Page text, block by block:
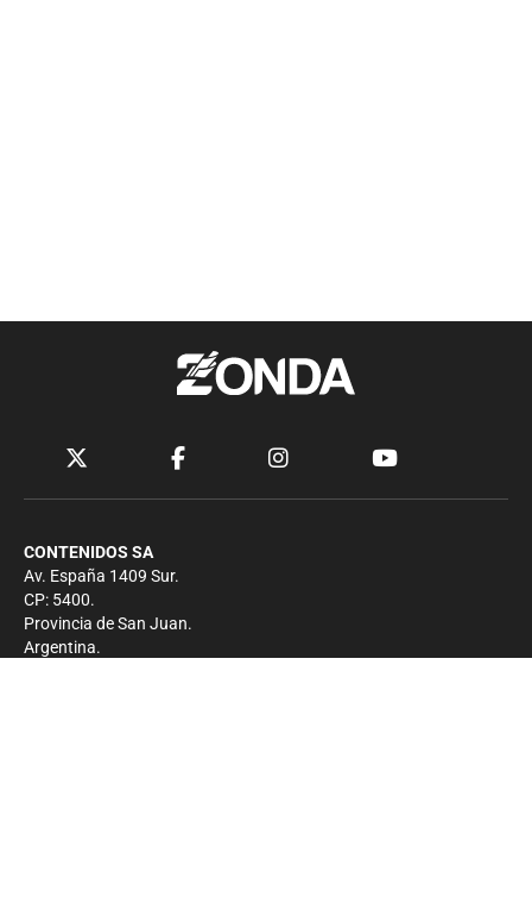
CONTENIDOS SA
Av. España 1409 Sur.
CP: 5400.
Provincia de San Juan.
Argentina.